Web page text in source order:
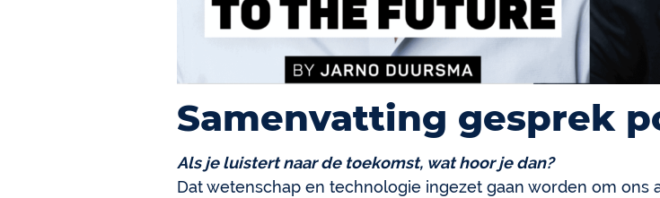
Samenvatting gesprek
Als je luistert naar de toekomst, wat hoor je dan?
Dat wetenschap en technologie ingezet gaan worden om